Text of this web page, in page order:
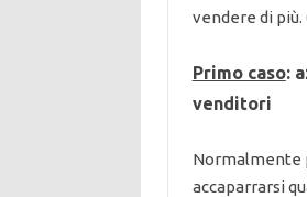
vendere di
Primo caso:
venditori
Normalmente
accaparrarsi